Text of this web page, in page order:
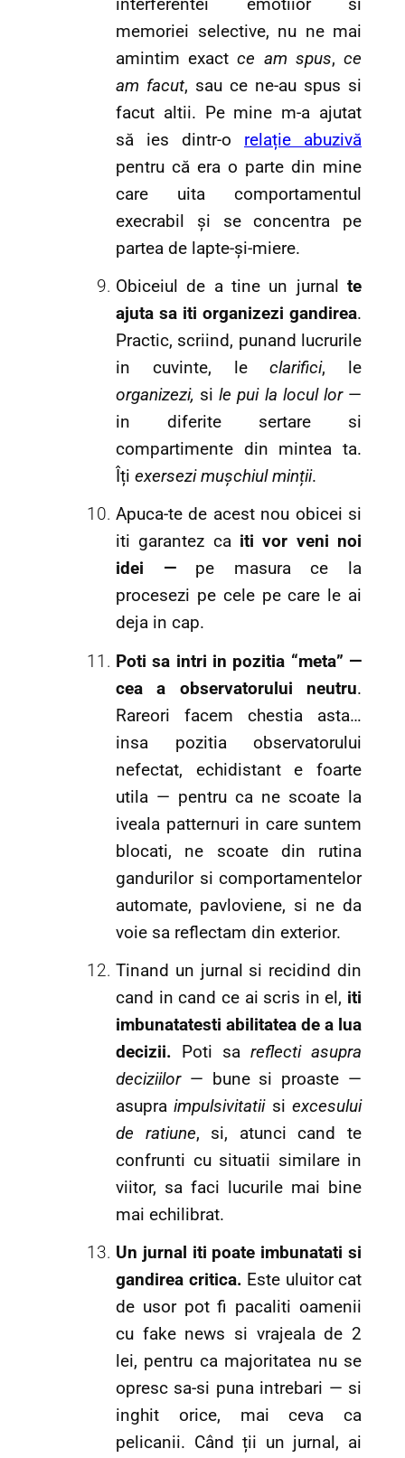
memoriei selective, nu ne mai
amintim exactce am spus,ce
am facut, sau ce ne-au spus si
facut altii. Pe mine m-a ajutat
să ies dintr-o relație abuzivă
pentru că era o parte din mine
care uita comportamentul
execrabil și se concentra pe
partea de lapte-și-miere.
Obiceiul de a tine un jurnal te
ajuta sa iti organizezi gandirea.
Practic, scriind, punand lucrurile
in cuvinte, leclarifici, le
organizezi, sile pui la locul lor—
in diferite sertare si
compartimente din mintea ta.
Îți exersezi mușchiul minții.
Apuca-te de acest nou obicei si
iti garantez ca iti vor veni noi
idei —pe masura ce la
procesezi pe cele pe care le ai
deja in cap.
Poti sa intri in pozitia “meta” —
cea a observatorului neutru.
Rareori facem chestia asta…
insa pozitia observatorului
nefectat, echidistant e foarte
utila — pentru ca ne scoate la
iveala patternuri in care suntem
blocati, ne scoate din rutina
gandurilor si comportamentelor
automate, pavloviene, si ne da
voie sa reflectam din exterior.
Tinand un jurnal si recidind din
cand in cand ce ai scris in el, iti
imbunatatesti abilitatea de a lua
decizii. Poti sa reflecti asupra
deciziilor— bune si proaste —
asupraimpulsivitatiisiexcesului
de ratiune, si, atunci cand te
confrunti cu situatii similare in
viitor, sa faci lucurile mai bine
mai echilibrat.
Un jurnal iti poate imbunatati si
gandirea critica. Este uluitor cat
de usor pot fi pacaliti oamenii
cu fake news si vrajeala de 2
lei, pentru ca majoritatea nu se
opresc sa-si puna intrebari — si
inghit orice, mai ceva ca
pelicanii. Când ții un jurnal, ai